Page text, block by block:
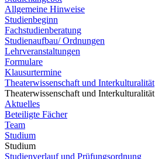
Allgemeine Hinweise
Studienbeginn
Fachstudienberatung
Studienaufbau/ Ordnungen
Lehrveranstaltungen
Formulare
Klausurtermine
Theaterwissenschaft und Interkulturalität
Theaterwissenschaft und Interkulturalität
Aktuelles
Beteiligte Fächer
Team
Studium
Studium
Studienverlauf und Prüfungsordnung